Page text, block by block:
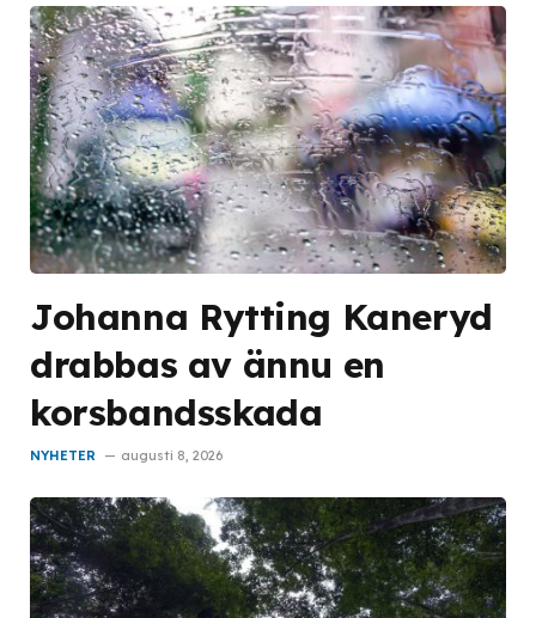
Johanna Rytting Kaneryd
drabbas av ännu en
korsbandsskada
NYHETER augusti 8, 2026